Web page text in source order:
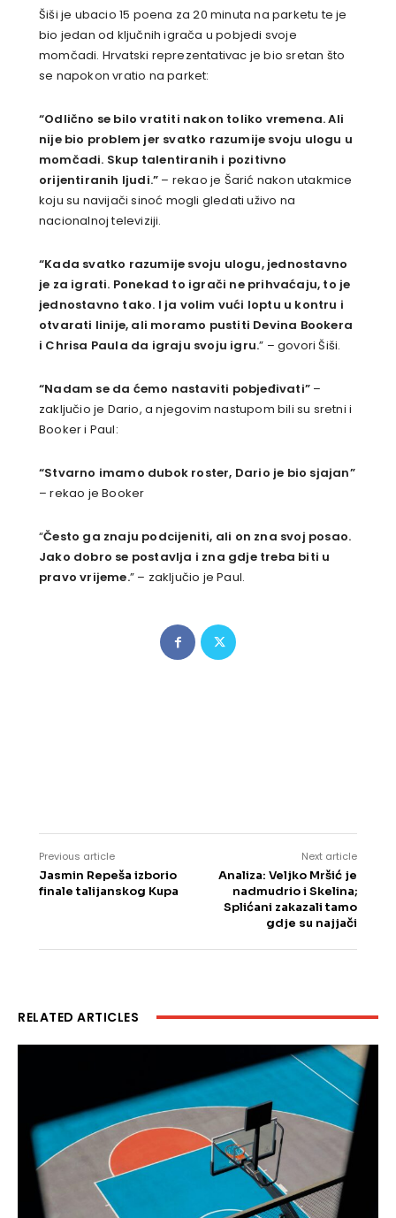
Šiši je ubacio 15 poena za 20 minuta na parketu te je
bio jedan od ključnih igrača u pobjedi svoje
momčadi. Hrvatski reprezentativac je bio sretan što
se napokon vratio na parket:
“Odlično se bilo vratiti nakon toliko vremena. Ali
nije bio problem jer svatko razumije svoju ulogu u
momčadi. Skup talentiranih i pozitivno
orijentiranih ljudi.” – rekao je Šarić nakon utakmice
koju su navijači sinoć mogli gledati uživo na
nacionalnoj televiziji.
“Kada svatko razumije svoju ulogu, jednostavno
je za igrati. Ponekad to igrači ne prihvaćaju, to je
jednostavno tako. I ja volim vući loptu u kontru i
otvarati linije, ali moramo pustiti Devina Bookera
i Chrisa Paula da igraju svoju igru.” – govori Šiši.
“Nadam se da ćemo nastaviti pobjeđivati” –
zaključio je Dario, a njegovim nastupom bili su sretni i
Booker i Paul:
“Stvarno imamo dubok roster, Dario je bio sjajan”
– rekao je Booker
“Često ga znaju podcijeniti, ali on zna svoj posao.
Jako dobro se postavlja i zna gdje treba biti u
pravo vrijeme.” – zaključio je Paul.
Previous article
Jasmin Repeša izborio
finale talijanskog Kupa
Next article
Analiza: Veljko Mršić je
nadmudrio i Skelina;
Splićani zakazali tamo
gdje su najjači
RELATED ARTICLES